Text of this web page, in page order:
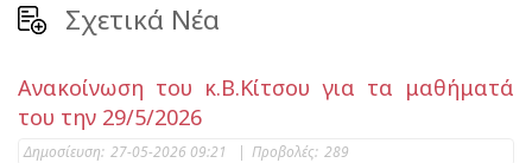
Σχετικά Νέα
Ανακοίνωση του κ.Β.Κίτσου για τα μαθήματά
του την 29/5/2026
Δημοσίευση: 27-05-2026 09:21 | Προβολές: 289